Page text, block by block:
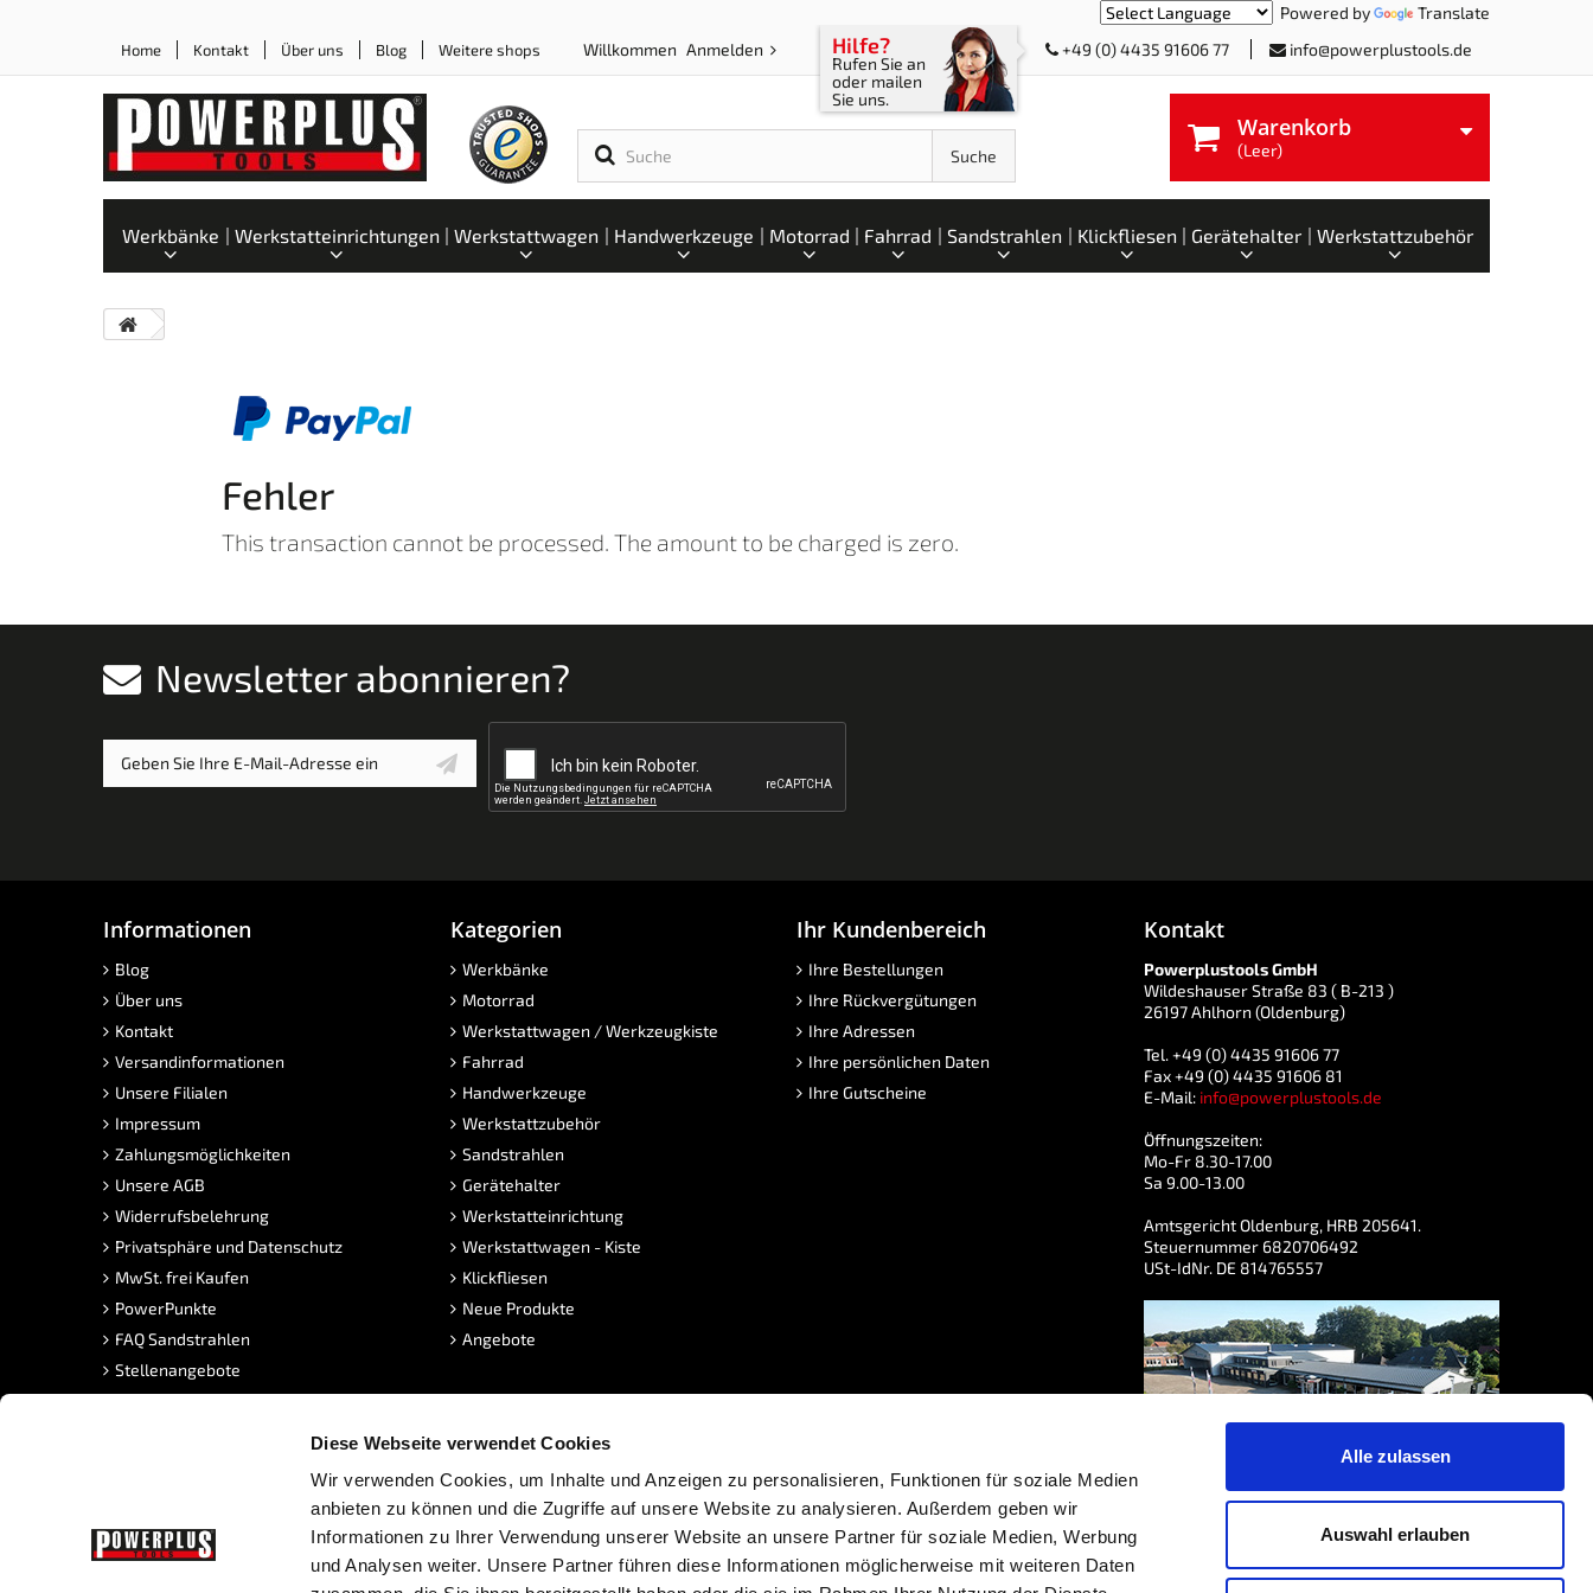
Diese Webseite verwendet Cookies
Wir verwenden Cookies, um Inhalte und Anzeigen zu personalisieren, Funktionen für soziale Medien
anbieten zu können und die Zugriffe auf unsere Website zu analysieren. Außerdem geben wir
Informationen zu Ihrer Verwendung unserer Website an unsere Partner für soziale Medien, Werbung
und Analysen weiter. Unsere Partner führen diese Informationen möglicherweise mit weiteren Daten
Alle zulassen
Auswahl erlauben
Powered by Translate
Home Kontakt Über uns Blog Weitere shops Willkommen Anmelden Hilfe?
Rufen Sie an
oder mailen
Sie uns.
+49 (0) 4435 91606 77 info@powerplustools.de
Suche
Warenkorb
(Leer)
Werkbänke Werkstatteinrichtungen Werkstattwagen Handwerkzeuge Motorrad Fahrrad Sandstrahlen Klickfliesen Gerätehalter Werkstattzubehör
Fehler
This transaction cannot be processed. The amount to be charged is zero.
Newsletter abonnieren?
Informationen
Blog
Über uns
Kontakt
Versandinformationen
Unsere Filialen
Impressum
Zahlungsmöglichkeiten
Unsere AGB
Widerrufsbelehrung
Privatsphäre und Datenschutz
MwSt. frei Kaufen
PowerPunkte
FAQ Sandstrahlen
Stellenangebote
Kategorien
Werkbänke
Motorrad
Werkstattwagen / Werkzeugkiste
Fahrrad
Handwerkzeuge
Werkstattzubehör
Sandstrahlen
Gerätehalter
Werkstatteinrichtung
Werkstattwagen - Kiste
Klickfliesen
Neue Produkte
Angebote
Ihr Kundenbereich
Ihre Bestellungen
Ihre Rückvergütungen
Ihre Adressen
Ihre persönlichen Daten
Ihre Gutscheine
Kontakt
Powerplustools GmbH
Wildeshauser Straße 83 ( B-213 )
26197 Ahlhorn (Oldenburg)
Tel. +49 (0) 4435 91606 77
Fax +49 (0) 4435 91606 81
E-Mail: info@powerplustools.de
Öffnungszeiten:
Mo-Fr 8.30-17.00
Sa 9.00-13.00
Amtsgericht Oldenburg, HRB 205641.
Steuernummer 6820706492
USt-IdNr. DE 814765557